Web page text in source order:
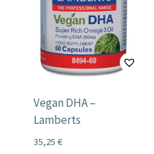
Vegan DHA –
Lamberts
35,25 €